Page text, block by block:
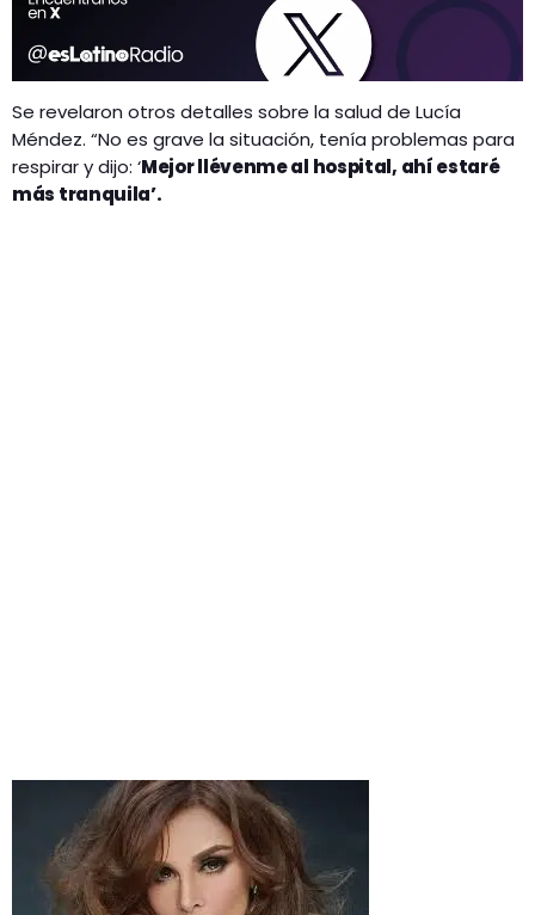
Se revelaron otros detalles sobre la salud de Lucía
Méndez. “No es grave la situación, tenía problemas para
respirar y dijo: ‘Mejor llévenme al hospital, ahí estaré
más tranquila’.